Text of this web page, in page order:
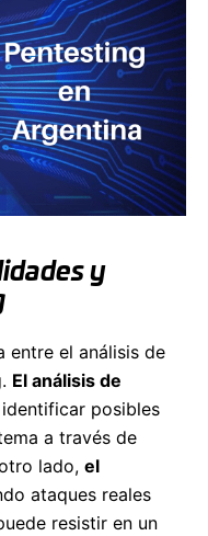
y
entre el análisis de
El análisis de
posibles
a través de
lado, el
ataques reales
resistir en un